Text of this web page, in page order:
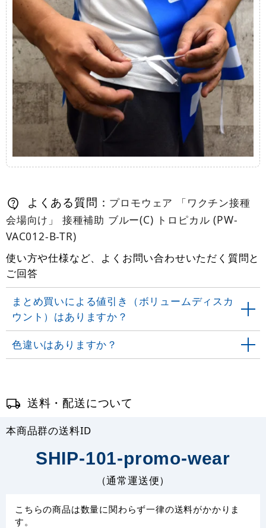
よくある質問： プロモウェア 「ワクチン接種
会場向け」 接種補助 ブルー(C) トロピカル (PW-
VAC012-B-TR)
使い方や仕様など、よくお問い合わせいただく質問と
ご回答
まとめ買いによる値引き（ボリュームディスカ
ウント）はありますか？
色違いはありますか？
送料・配送について
本商品群の送料ID
SHIP-101-promo-wear
（通常運送便）
こちらの商品は数量に関わらず一律の送料がかかりま
す。